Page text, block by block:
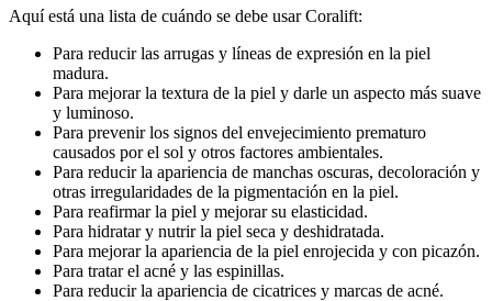
Aquí está una lista de cuándo se debe usar Coralift:
Para reducir las arrugas y líneas de expresión en la piel
madura.
Para mejorar la textura de la piel y darle un aspecto más suave
y luminoso.
Para prevenir los signos del envejecimiento prematuro
causados por el sol y otros factores ambientales.
Para reducir la apariencia de manchas oscuras, decoloración y
otras irregularidades de la pigmentación en la piel.
Para reafirmar la piel y mejorar su elasticidad.
Para hidratar y nutrir la piel seca y deshidratada.
Para mejorar la apariencia de la piel enrojecida y con picazón.
Para tratar el acné y las espinillas.
Para reducir la apariencia de cicatrices y marcas de acné.